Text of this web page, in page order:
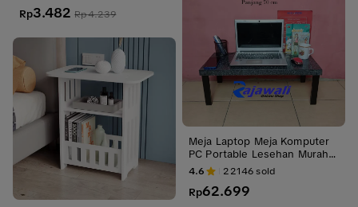
Rp3.482 Rp4.239
Meja Laptop Meja Komputer
PC Portable Lesehan Murah
Minimalis
4.6 22146sold
Rp62.699